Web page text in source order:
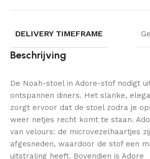
DELIVERY TIMEFRAME
Beschrijving
De Noah-stoel in Adore-stof nodigt
ontspannen diners. Het slanke,
zorgt ervoor dat de stoel zodra je
weer netjes recht komt te staan.
van velours: de microvezelhaartjes
afgesneden, waardoor de stof een
uitstraling heeft. Bovendien is Adore